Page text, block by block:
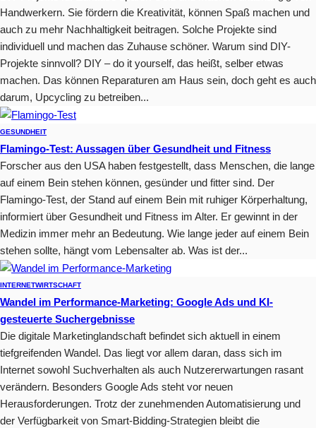
Handwerkern. Sie fördern die Kreativität, können Spaß machen und
auch zu mehr Nachhaltigkeit beitragen. Solche Projekte sind
individuell und machen das Zuhause schöner. Warum sind DIY-
Projekte sinnvoll? DIY – do it yourself, das heißt, selber etwas
machen. Das können Reparaturen am Haus sein, doch geht es auch
darum, Upcycling zu betreiben...
GESUNDHEIT
Flamingo-Test: Aussagen über Gesundheit und Fitness
Forscher aus den USA haben festgestellt, dass Menschen, die lange
auf einem Bein stehen können, gesünder und fitter sind. Der
Flamingo-Test, der Stand auf einem Bein mit ruhiger Körperhaltung,
informiert über Gesundheit und Fitness im Alter. Er gewinnt in der
Medizin immer mehr an Bedeutung. Wie lange jeder auf einem Bein
stehen sollte, hängt vom Lebensalter ab. Was ist der...
INTERNETWIRTSCHAFT
Wandel im Performance-Marketing: Google Ads und KI-
gesteuerte Suchergebnisse
Die digitale Marketinglandschaft befindet sich aktuell in einem
tiefgreifenden Wandel. Das liegt vor allem daran, dass sich im
Internet sowohl Suchverhalten als auch Nutzererwartungen rasant
verändern. Besonders Google Ads steht vor neuen
Herausforderungen. Trotz der zunehmenden Automatisierung und
der Verfügbarkeit von Smart-Bidding-Strategien bleibt die